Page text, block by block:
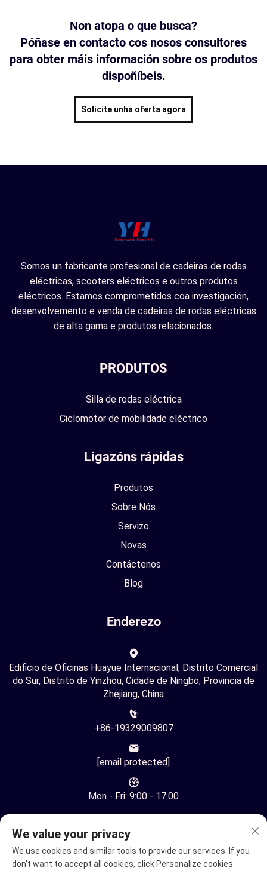
Non atopa o que busca?
Póñase en contacto cos nosos consultores
para obter máis información sobre os produtos
dispoñíbeis.
Solicite unha oferta agora
Somos un fabricante profesional de cadeiras de rodas
eléctricas, scooters eléctricos e outros produtos
eléctricos. Estamos comprometidos coa investigación,
desenvolvemento e venda de cadeiras de rodas eléctricas
de alta gama e produtos relacionados.
PRODUTOS
Silla de rodas eléctrica
Ciclomotor de mobilidade eléctrico
Ligazóns rápidas
Produtos
Sobre Nós
Servizo
Novas
Contáctenos
Blog
Enderezo
Edificio de Oficinas Huayue Internacional, Distrito Comercial
do Sur, Distrito de Yinzhou, Cidade de Ningbo, Provincia de
Zhejiang, China
+86-19329009807
[email protected]
Mon - Fri: 9:00 - 17:00
We value your privacy
We use cookies and similar tools to provide our services. If you
don't want to accept all cookies, click Personalize cookies.